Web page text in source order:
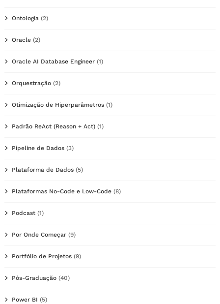
Ontologia (2)
Oracle (2)
Oracle AI Database Engineer (1)
Orquestração (2)
Otimização de Hiperparâmetros (1)
Padrão ReAct (Reason + Act) (1)
Pipeline de Dados (3)
Plataforma de Dados (5)
Plataformas No-Code e Low-Code (8)
Podcast (1)
Por Onde Começar (9)
Portfólio de Projetos (9)
Pós-Graduação (40)
Power BI (5)